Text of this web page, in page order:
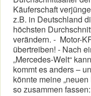
Käuferschaft
z.B. in Deutschland
höchsten
verändern. - Motor-
übertreiben! - Nach
„Mercedes-Welt“
kommt es anders –
könnte meine
so zusammen fassen: